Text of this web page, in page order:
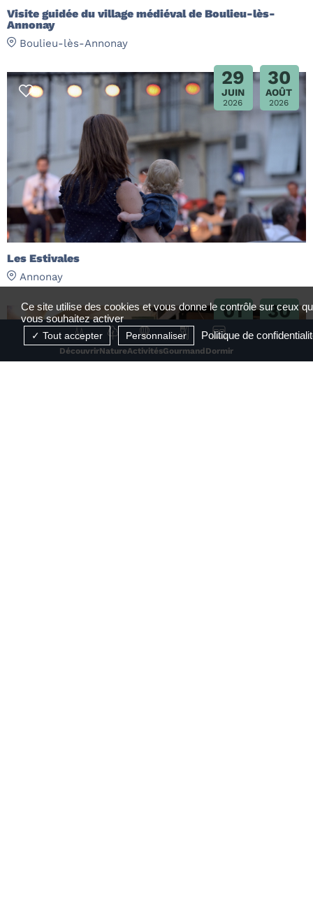
DécouvrirNatureActivitésGourmand Dormir
Visite guidée du village médiéval de Boulieu-lès-
Annonay
Boulieu-lès-Annonay
29
JUIN
2026
30
AOÛT
2026
Les Estivales
Annonay
01
JUIL
2026
30
2026
Ce site utilise des cookies et vous donne le contrôle sur ceux
vous souhaitez activer
Tout accepter Personnaliser Politique de